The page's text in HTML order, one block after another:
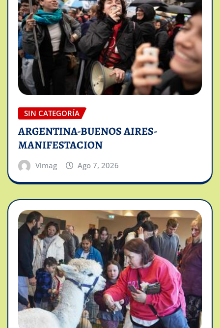
SIN CATEGORÍA
ARGENTINA-BUENOS AIRES-
MANIFESTACION
Vimag Ago 7, 2026